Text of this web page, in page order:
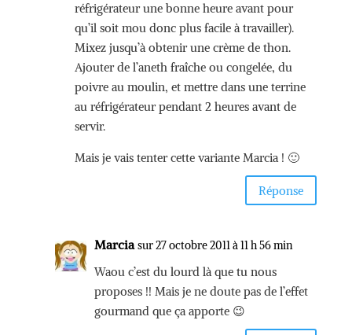
réfrigérateur une bonne heure avant pour
qu’il soit mou donc plus facile à travailler).
Mixez jusqu’à obtenir une crème de thon.
Ajouter de l’aneth fraîche ou congelée, du
poivre au moulin, et mettre dans une terrine
au réfrigérateur pendant 2 heures avant de
servir.
Mais je vais tenter cette variante Marcia ! 🙂
Réponse
Marcia sur 27 octobre 2011 à 11 h 56 min
Waou c’est du lourd là que tu nous
proposes !! Mais je ne doute pas de l’effet
gourmand que ça apporte 😉